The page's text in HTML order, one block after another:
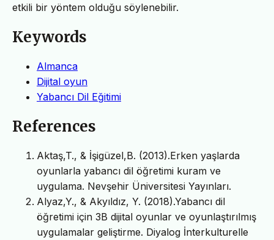
etkili bir yöntem olduğu söylenebilir.
Keywords
Almanca
Dijital oyun
Yabancı Dil Eğitimi
References
Aktaş,T., & İşigüzel,B. (2013).Erken yaşlarda
oyunlarla yabancı dil öğretimi kuram ve
uygulama. Nevşehir Üniversitesi Yayınları.
Alyaz,Y., & Akyıldız, Y. (2018).Yabancı dil
öğretimi için 3B dijital oyunlar ve oyunlaştırılmış
uygulamalar geliştirme. Diyalog İnterkulturelle